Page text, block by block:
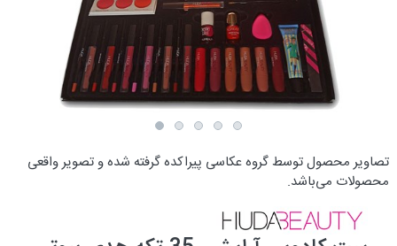
تصاویر محصول توسط گروه عکاسی پیراکده گرفته شده و تصویر واقعی
محصولات می‌باشد.